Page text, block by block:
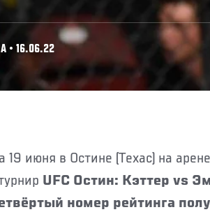
• 16.06.22
UFC Остин: Кэттер vs
номер рейтинга